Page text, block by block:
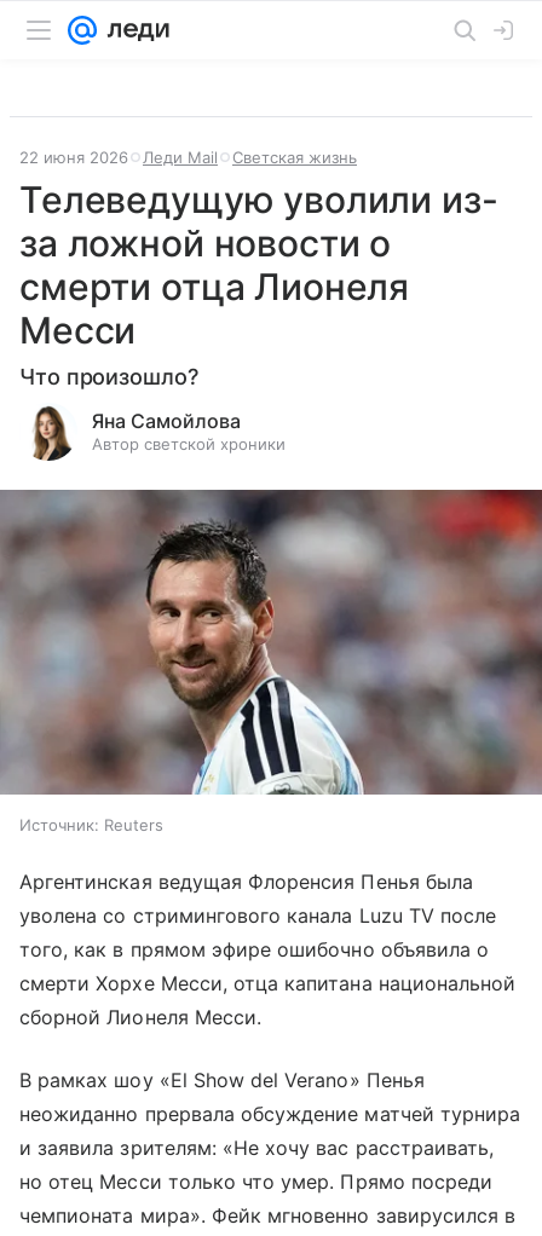
22 июня 2026 Леди Mail Светская жизнь
Телеведущую уволили из-
за ложной новости о
смерти отца Лионеля
Месси
Что произошло?
Яна Самойлова
Автор светской хроники
Источник: Reuters
Аргентинская ведущая Флоренсия Пенья была
уволена со стримингового канала Luzu TV после
того, как в прямом эфире ошибочно объявила о
смерти Хорхе Месси, отца капитана национальной
сборной Лионеля Месси.
В рамках шоу «El Show del Verano» Пенья
неожиданно прервала обсуждение матчей турнира
и заявила зрителям: «Не хочу вас расстраивать,
но отец Месси только что умер. Прямо посреди
чемпионата мира». Фейк мгновенно завирусился в